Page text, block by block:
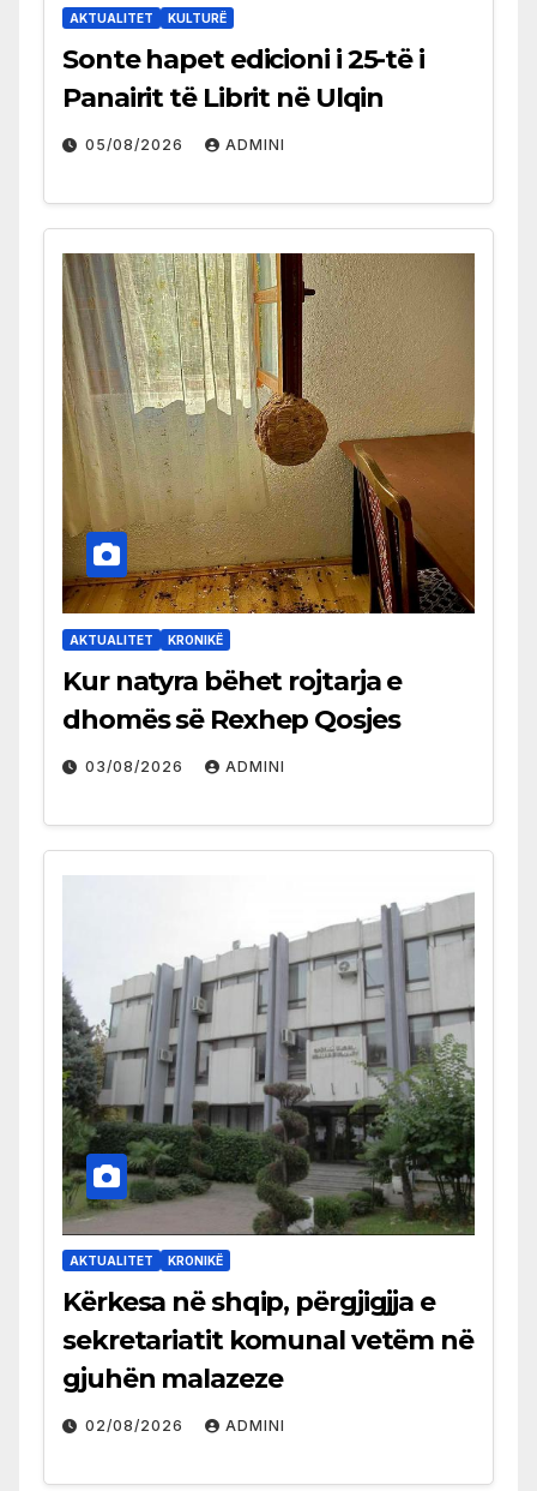
AKTUALITET KULTURË
Sonte hapet edicioni i 25-të i
Panairit të Librit në Ulqin
05/08/2026 ADMINI
AKTUALITET KRONIKË
Kur natyra bëhet rojtarja e
dhomës së Rexhep Qosjes
03/08/2026 ADMINI
AKTUALITET KRONIKË
Kërkesa në shqip, përgjigjja e
sekretariatit komunal vetëm në
gjuhën malazeze
02/08/2026 ADMINI